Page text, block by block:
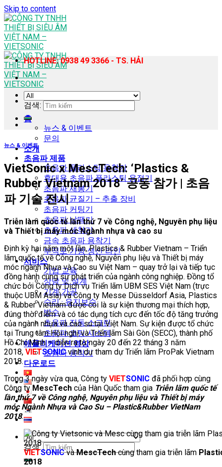
Skip to content
홈
뉴스 & 이벤트
문의
소개
초음파 제품
초음파 플라스틱 용착기
휴대용 초음파 플라스틱 용접기
초음파 재봉기
초음파 균질기 – 추출 장비
초음파 커팅기
초음파 납땜기
초음파 세척기
금속 초음파 용착기
부직포 가방 생산 라인
서비스
기업 교육
상담 및 설계
기계 가공
수리 · 유지보수
방수
초음파 진동 스크린
초음파 코팅 시스템
애플리케이션 영상
초음파 용착기
다운로드
검색:
HOTLINE: 0938 49 3366 - TS. HẢI
검색:
뉴스 & 이벤트
VietSonic x MescTech: ‘Plastics &
Rubber Vietnam 2018’ 공동 참가 | 초음
파 기술 전시
Triễn làm quốc tế lần thứ 7 về Công nghệ, Nguyên phụ liệu
và Thiết bị máy móc Ngành nhựa và cao su
Định kỳ hai năm một lần, Plastics & Rubber Vietnam – Triển
lãm quốc tế về Công nghệ, Nguyên phụ liệu và Thiết bị máy
móc ngành Nhựa và Cao su Việt Nam – quay trở lại và tiếp tục
đồng hành cùng sự phát triển của ngành công nghiệp. Đồng tổ
chức bởi Công ty Dịch vụ Triển lãm UBM SES Việt Nam (trực
thuộc UBM Asia) và Công ty Messe Düsseldorf Asia, Plastics
& Rubber Vietnam được coi là sự kiện thương mại thích hợp,
đúng thời điểm và có tác dụng tích cực đến tốc độ tăng trưởng
của ngành nhựa và cao su tại Việt Nam. Sự kiện được tổ chức
tại Trung tâm Hội nghị và Triển lãm Sài Gòn (SECC), thành phố
Hồ Chí Minh – diễn ra từ ngày 20 đến 22 tháng 3 năm
2018, VIETSONIC vinh dự tham dự Triển lãm ProPak Vietnam
2018.
Trong 3 ngày vừa qua, Công ty VIETSONIC đã phối hợp cùng
Công tyMescTech của Hàn Quốc tham gia Triễn lãm quốc tế
lần thứ 7 về Công nghệ, Nguyên phụ liệu và Thiết bị máy
móc Ngành Nhựa và Cao Su – Plastic&Rubber VietNam
2018.
VIETSONIC vàMescTechcùng tham gia triễn lãm
2018